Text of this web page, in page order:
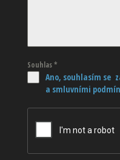
Souhlas*
Ano, souhlasím se
a smluvními